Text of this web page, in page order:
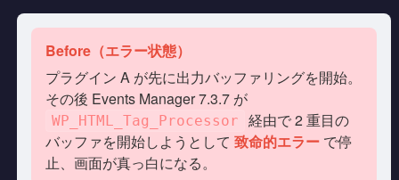
Before（エラー状態）
プラグイン A が先に出力バッファリングを開始。
その後 Events Manager 7.3.7 が
WP_HTML_Tag_Processor
経由で 2 重目の
バッファを開始しようとして 致命的エラー で停
止、画面が真っ白になる。